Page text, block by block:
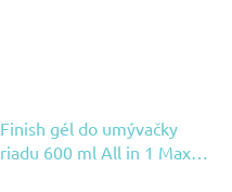
Finish gél do umývačky
riadu 600 ml All in 1 Max